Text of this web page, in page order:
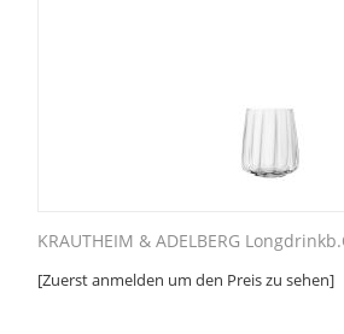
KRAUTHEIM & ADELBERG
[Zuerst anmelden um den Preis zu sehen]